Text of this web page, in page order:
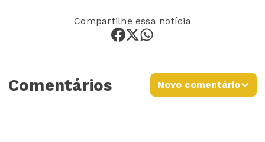
Compartilhe essa notícia
Comentários Novo comentário